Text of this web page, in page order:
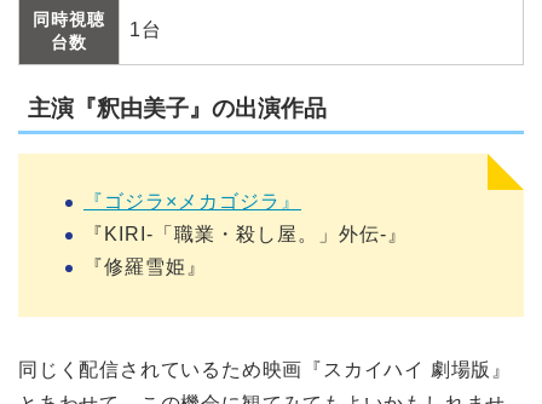
同時視聴
台数
1台
主演『釈由美子』の出演作品
『ゴジラ×メカゴジラ』
『KIRI‐「職業・殺し屋。」外伝‐』
『修羅雪姫』
同じく配信されているため映画『スカイハイ 劇場版』